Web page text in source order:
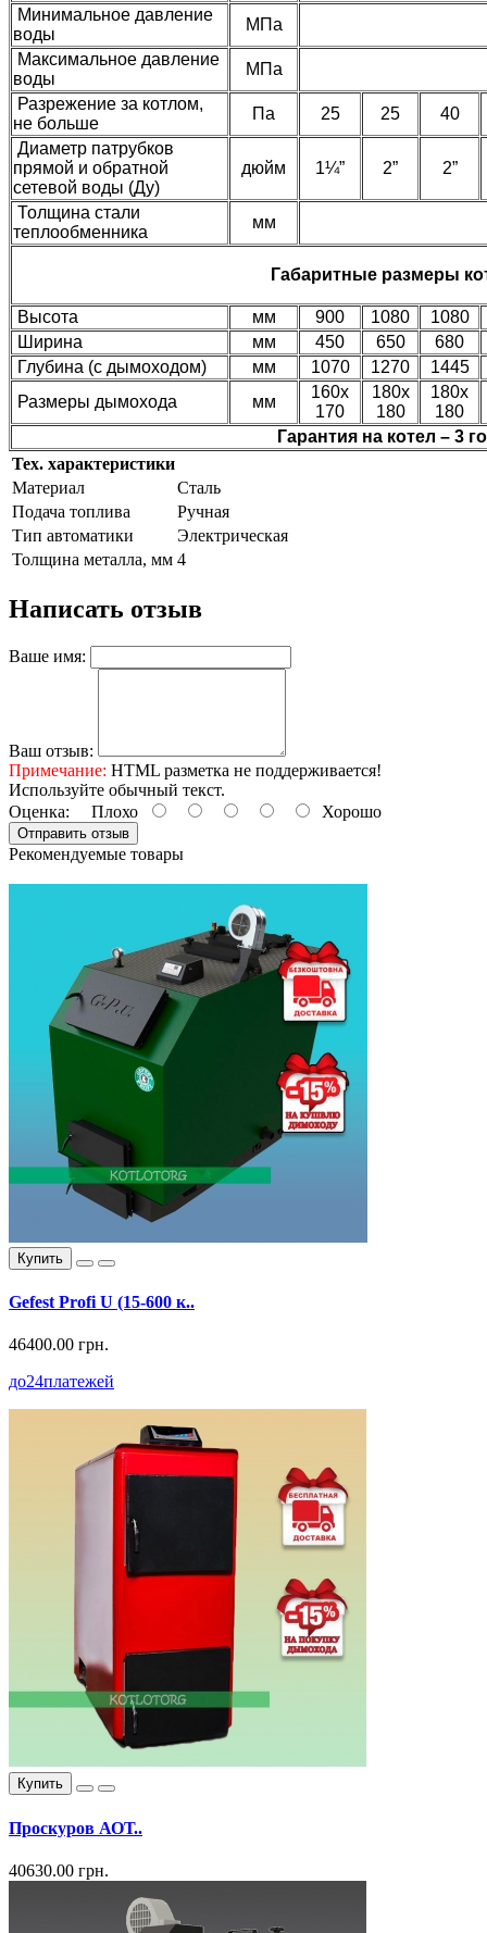
Минимальное давление
воды
МПа
Максимальное давление
воды
МПа
Разрежение за котлом,
не больше
Па 25 25
40
Диаметр патрубков
прямой и обратной
сетевой воды (Ду)
дюйм 1¼” 2” 2”
Толщина стали
теплообменника
мм
Габаритные размеры
Высота мм 900 1080
1080
Ширина
мм 450 650
680
Глубина (с дымоходом)
мм 1070 1270
1445
Размеры дымохода
мм
160х
170
180х
180
180х
180
Гарантия на котел – 3
Тех. характеристики
Материал
Сталь
Подача топлива
Ручная
Тип автоматики
Электрическая
Толщина металла, мм 4
Написать отзыв
Ваше имя:
Ваш отзыв:
Примечание: HTML разметка не поддерживается!
Используйте обычный текст.
Оценка: Плохо Хорошо
Отправить отзыв
Рекомендуемые товары
Купить
Gefest Profi U (15-600 к..
46400.00 грн.
до24платежей
Купить
Проскуров АОТ..
40630.00 грн.